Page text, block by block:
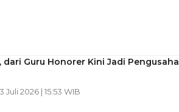
Guru Honorer Kini Jadi Pengusaha
Juli 2026 | 15:53 WIB